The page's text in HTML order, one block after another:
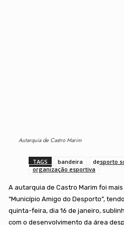
Autarquia de Castro Marim
TAGS bandeira
desporto
organização esportiva
A autarquia de Castro Marim foi
“Município Amigo do Desporto”,
quinta-feira, dia 16 de janeiro,
com o desenvolvimento da área